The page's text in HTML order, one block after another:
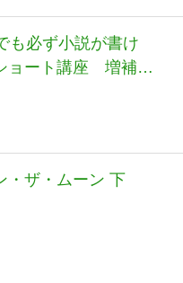
も必ず小説が書け
ョート講座 増補新
・ザ・ムーン 下